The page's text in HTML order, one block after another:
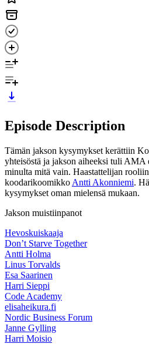
Episode Description
Tämän jakson kysymykset kerättiin
yhteisöstä ja jakson aiheeksi tuli
minulta mitä vain. Haastattelijan
koodarikoomikko Antti Akonniemi.
kysymykset oman mielensä mukaan.
Jakson muistiinpanot
Hevoskuiskaaja
Don’t Starve Together
Antti Holma
Linus Torvalds
Esa Saarinen
Harri Sieppi
Code Academy
elisaheikura.fi
Nordic Business Forum
Janne Gylling
Harri Moisio